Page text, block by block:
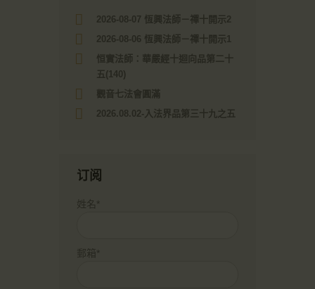
2026-08-07 恆興法師－禪十開示2
2026-08-06 恆興法師－禪十開示1
恒實法師：華嚴經十迴向品第二十
五(140)
觀音七法會圓滿
2026.08.02-入法界品第三十九之五
订阅
姓名*
郵箱*